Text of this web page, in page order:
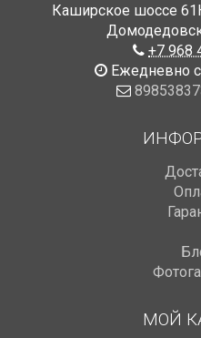
Каширское шоссе
+7 968
Ежедневно с
МОЙ